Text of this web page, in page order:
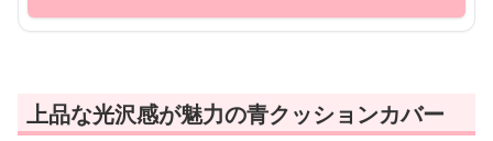
上品な光沢感が魅力の青クッションカバー